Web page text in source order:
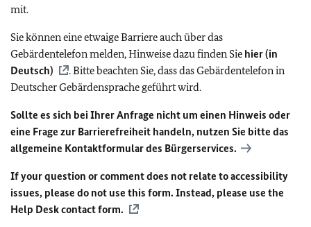
mit.
Sie können eine etwaige Barriere auch über das
Gebärdentelefon melden, Hinweise dazu finden Sie hier (in
Deutsch)
. Bitte beachten Sie, dass das Gebärdentelefon in
Deutscher Gebärdensprache geführt wird.
Sollte es sich bei Ihrer Anfrage nicht um einen Hinweis oder
eine Frage zur Barrierefreiheit handeln, nutzen Sie bitte das
allgemeine Kontaktformular des Bürgerservices.
If your question or comment does not relate to accessibility
issues, please do not use this form. Instead, please use the
Help Desk contact form.